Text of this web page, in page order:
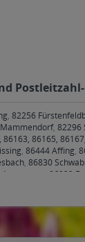
, 82256
, 82296
86165,
, 86444 Affing,
, 86830
86922